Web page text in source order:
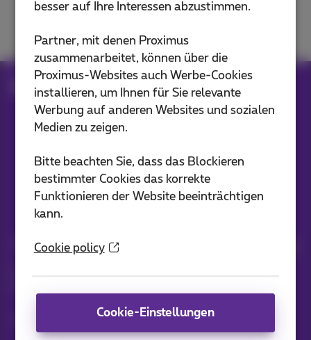
besser auf Ihre Interessen abzustimmen.
Partner, mit denen Proximus
zusammenarbeitet, können über die
Proximus-Websites auch Werbe-Cookies
installieren, um Ihnen für Sie relevante
Werbung auf anderen Websites und sozialen
Medien zu zeigen.
Bitte beachten Sie, dass das Blockieren
bestimmter Cookies das korrekte
Funktionieren der Website beeinträchtigen
kann.
Cookie policy
Cookie-Einstellungen
Hilfe Kundenzone
Nachrichten direkt in Ihren Posteingang
Ja, ich bin neugierig!